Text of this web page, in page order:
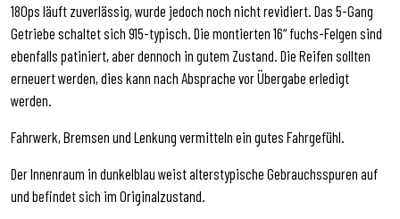
180ps läuft zuverlässig, wurde jedoch noch nicht revidiert. Das 5-Gang
Getriebe schaltet sich 915-typisch. Die montierten 16“ fuchs-Felgen sind
ebenfalls patiniert, aber dennoch in gutem Zustand. Die Reifen sollten
erneuert werden, dies kann nach Absprache vor Übergabe erledigt
werden.
Fahrwerk, Bremsen und Lenkung vermitteln ein gutes Fahrgefühl.
Der Innenraum in dunkelblau weist alterstypische Gebrauchsspuren auf
und befindet sich im Originalzustand.